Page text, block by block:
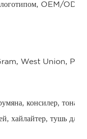
OEM/ODM-
West Union,
консилер,
хайлайтер, тушь для